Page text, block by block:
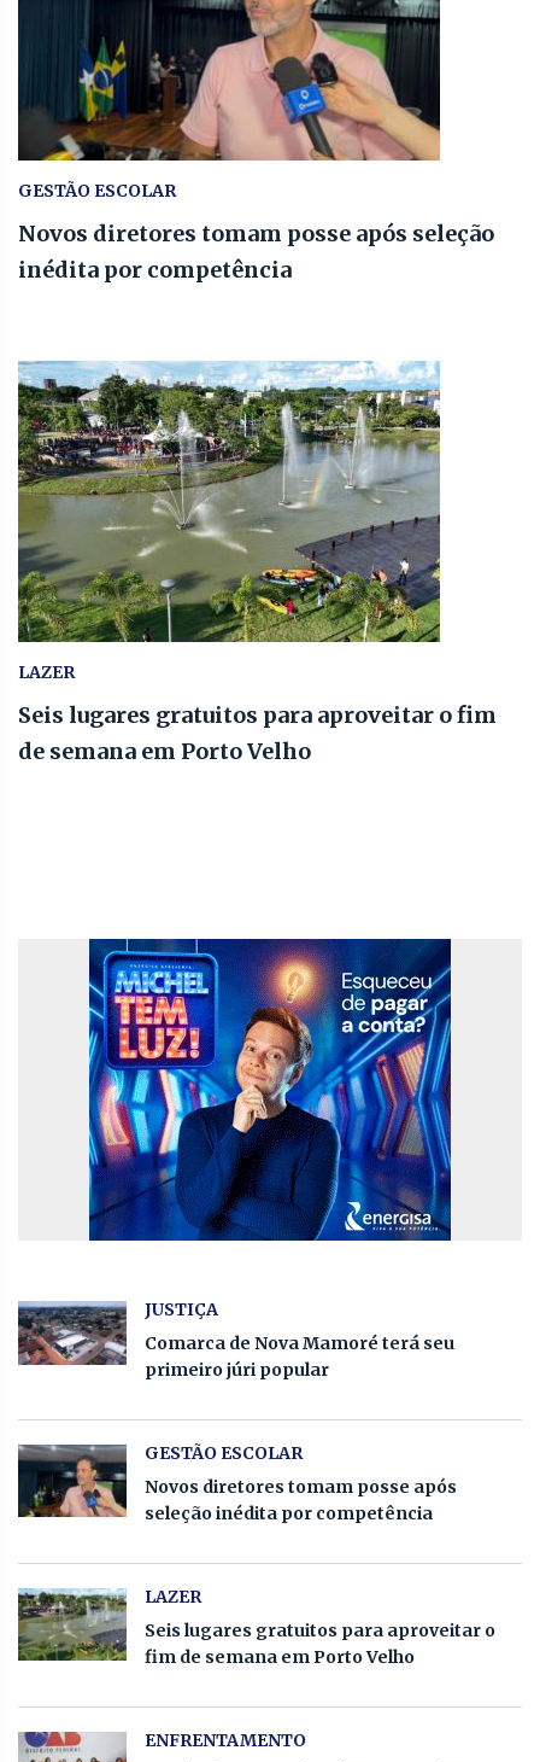
GESTÃO ESCOLAR
Novos diretores tomam posse após seleção
inédita por competência
LAZER
Seis lugares gratuitos para aproveitar o fim
de semana em Porto Velho
JUSTIÇA
Comarca de Nova Mamoré terá seu
primeiro júri popular
GESTÃO ESCOLAR
Novos diretores tomam posse após
seleção inédita por competência
LAZER
Seis lugares gratuitos para aproveitar o
fim de semana em Porto Velho
ENFRENTAMENTO